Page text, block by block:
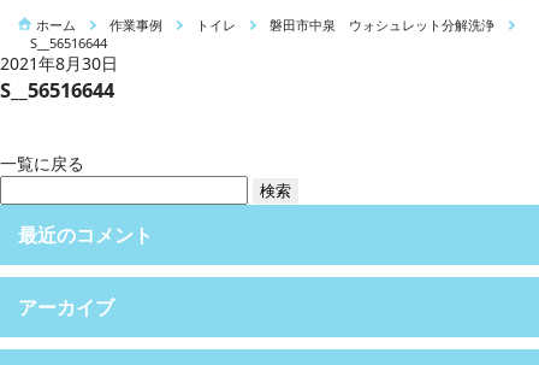
ホーム 作業事例 トイレ
磐田市中泉 ウォシュレット分解洗浄
S__56516644
2021年8月30日
S__56516644
一覧に戻る
索:
最近のコメント
アーカイブ